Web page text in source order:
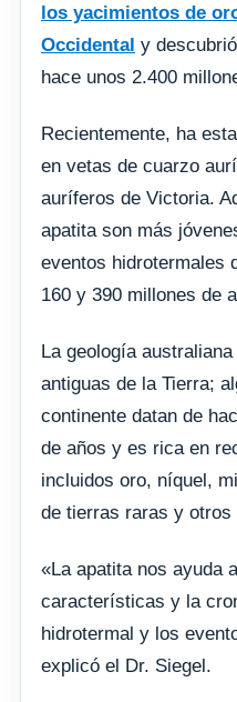
los yacimientos de
Occidental y
hace unos 2.400
Recientemente, ha
en vetas de cuarzo
auríferos de Victoria.
apatita son más
eventos hidrotermales
160 y 390 millones de
La geología
antiguas de la Tierra;
continente datan de
de años y es rica en
incluidos oro, níquel,
de tierras raras y
«La apatita nos ayuda
características y la
hidrotermal y los
explicó el Dr. Siegel.